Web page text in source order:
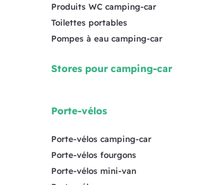
Produits WC camping-car
Toilettes portables
Pompes à eau camping-car
Stores pour camping-car
Porte-vélos
Porte-vélos camping-car
Porte-vélos fourgons
Porte-vélos mini-van